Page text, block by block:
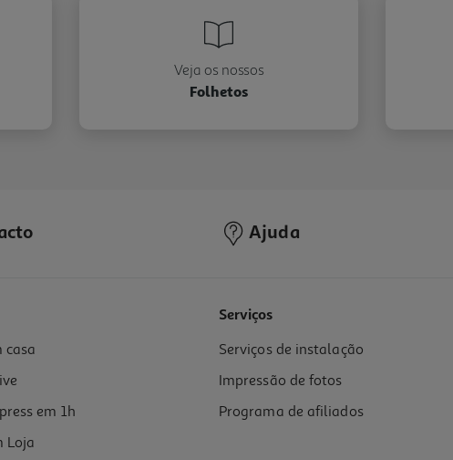
Veja os nossos
Folhetos
Ajuda
casa
em 1h
Loja
Serviços
Serviços de instalação
Impressão de fotos
Programa de afiliados